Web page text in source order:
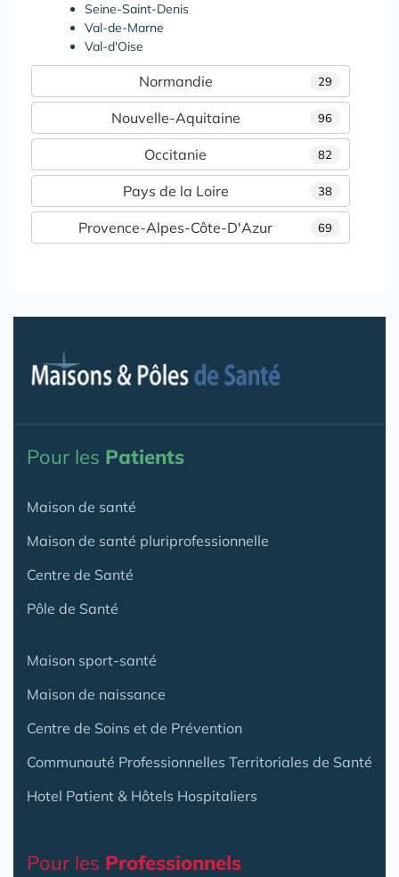
Seine-Saint-Denis
Val-de-Marne
Val-d'Oise
29
Normandie
96
Nouvelle-Aquitaine
82
Occitanie
38
Pays de la Loire
69
Provence-Alpes-Côte-D'Azur
Pour les Patients
Maison de santé
Maison de santé pluriprofessionnelle
Centre de Santé
Pôle de Santé
Maison sport-santé
Maison de naissance
Centre de Soins et de Prévention
Communauté Professionnelles Territoriales de Santé
Hotel Patient & Hôtels Hospitaliers
Pour les Professionnels